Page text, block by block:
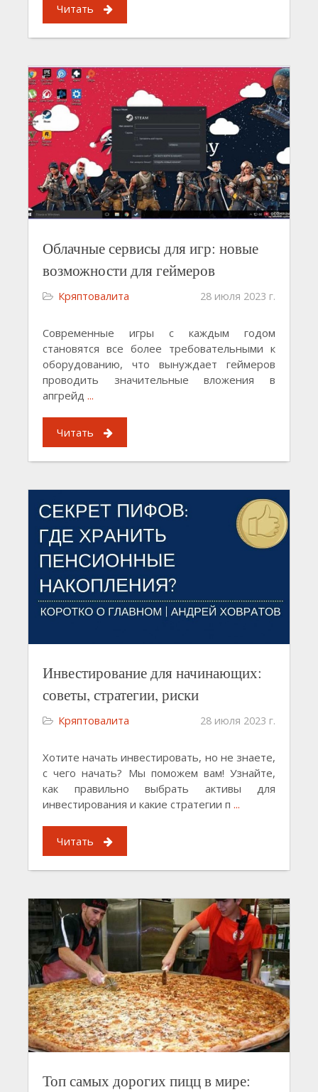
Читать
Облачные сервисы для игр: новые
возможности для геймеров
Кряптовалита 28 июля 2023 г.
Современные игры с каждым годом
становятся все более требовательными к
оборудованию, что вынуждает геймеров
проводить значительные вложения в
апгрейд ...
Читать
Инвестирование для начинающих:
советы, стратегии, риски
Кряптовалита 28 июля 2023 г.
Хотите начать инвестировать, но не знаете,
с чего начать? Мы поможем вам! Узнайте,
как правильно выбрать активы для
инвестирования и какие стратегии п ...
Читать
Топ самых дорогих пицц в мире: